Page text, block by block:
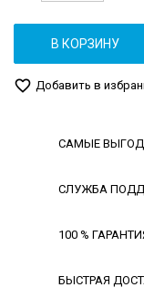
В КОРЗИНУ
favorite_border Добавить в
САМЫЕ
СЛУЖБА
100 %
БЫСТРАЯ